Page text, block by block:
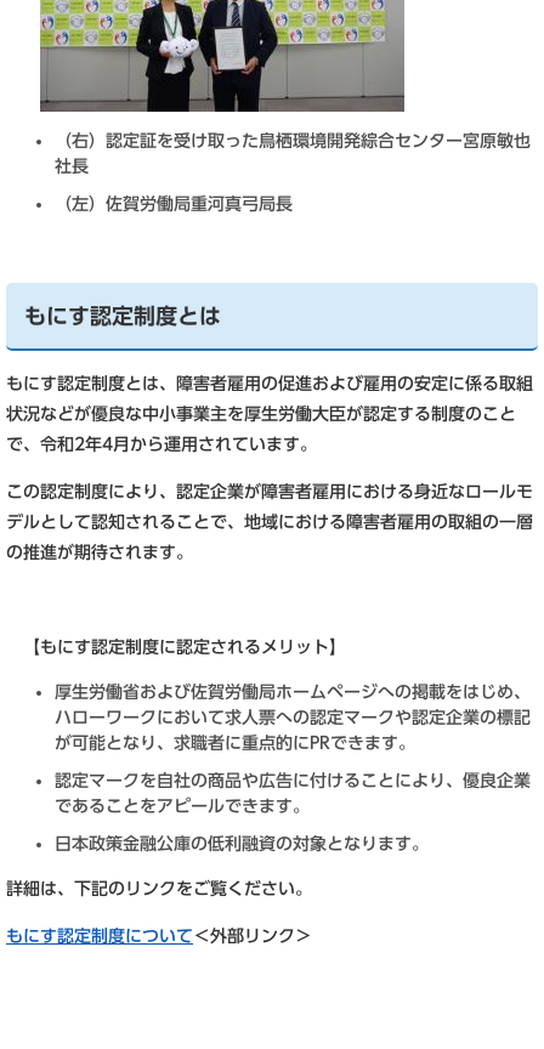
（右）認定証を受け取った鳥栖環境開発綜合センター宮原敏也
社長
（左）佐賀労働局重河真弓局長
もにす認定制度とは
もにす認定制度とは、障害者雇用の促進および雇用の安定に係る取組
状況などが優良な中小事業主を厚生労働大臣が認定する制度のこと
で、令和2年4月から運用されています。
この認定制度により、認定企業が障害者雇用における身近なロールモ
デルとして認知されることで、地域における障害者雇用の取組の一層
の推進が期待されます。
【もにす認定制度に認定されるメリット】
厚生労働省および佐賀労働局ホームページへの掲載をはじめ、
ハローワークにおいて求人票への認定マークや認定企業の標記
が可能となり、求職者に重点的にPRできます。
認定マークを自社の商品や広告に付けることにより、優良企業
であることをアピールできます。
日本政策金融公庫の低利融資の対象となります。
詳細は、下記のリンクをご覧ください。
もにす認定制度について ＜外部リンク＞